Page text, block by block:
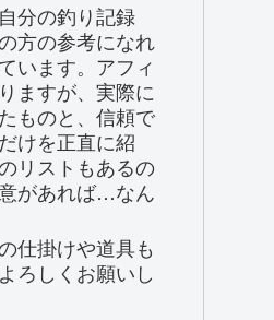
分の釣り記録
方の参考になれ
います。アフィ
ますが、実際に
ものと、信頼で
けを正直に紹
リストもあるの
があれば…なん
仕掛けや道具も
ろしくお願いし